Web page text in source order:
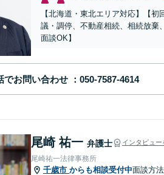
【北海道・東北エリア対応】【
議・調停、不動産相続、相続放棄
面談OK】
でお問い合わせ
尾崎 祐一 弁護士 インタビュー
尾崎祐一法律事務所
千歳市 からも相談受付中面談方